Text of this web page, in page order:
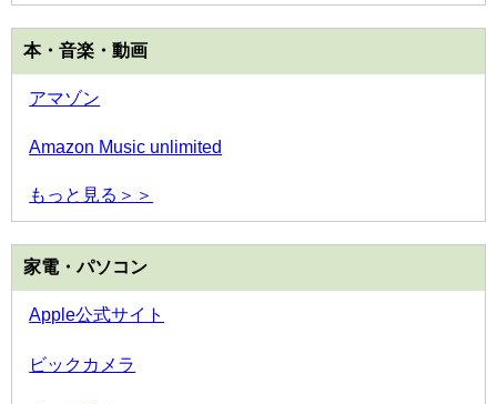
本・音楽・動画
アマゾン
Amazon Music unlimited
もっと見る＞＞
家電・パソコン
Apple公式サイト
ビックカメラ